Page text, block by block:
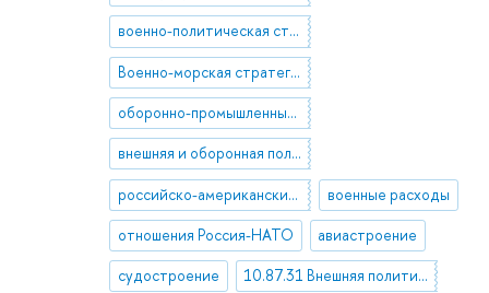
военно-политическая стратегия
Военно-морская стратегия
оборонно-промышленный комплекс
внешняя и оборонная политика США
российско-американские отношения военные расходы
отношения Россия-НАТО авиастроение
судостроение 10.87.31 Внешняя политика и дипломатия